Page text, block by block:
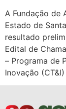
A Fundação de
Estado de
resultado
Edital de
– Programa de
Inovação